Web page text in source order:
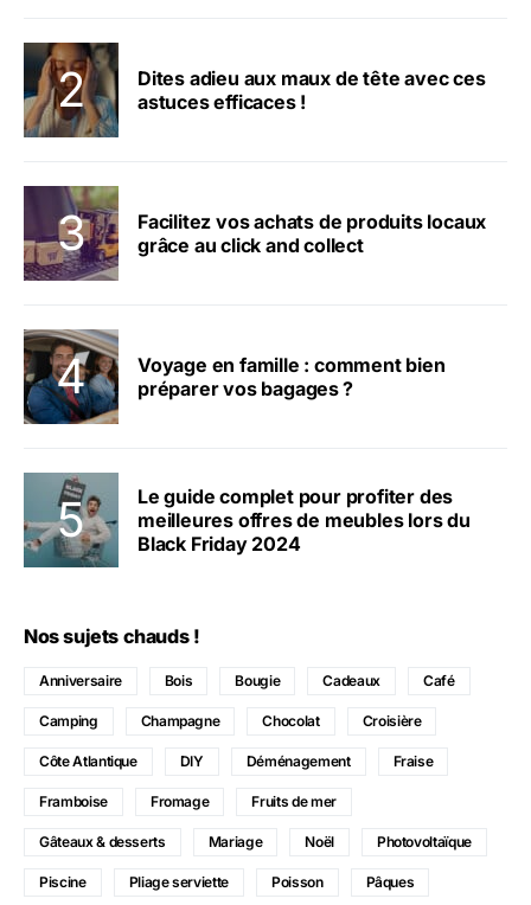
Dites adieu aux maux de tête avec ces
astuces efficaces !
Facilitez vos achats de produits locaux
grâce au click and collect
Voyage en famille : comment bien
préparer vos bagages ?
Le guide complet pour profiter des
meilleures offres de meubles lors du
Black Friday 2024
Nos sujets chauds !
Anniversaire Bois Bougie Cadeaux Café
Camping Champagne Chocolat Croisière
Côte Atlantique DIY Déménagement Fraise
Framboise Fromage Fruits de mer
Gâteaux & desserts Mariage Noël Photovoltaïque
Piscine Pliage serviette Poisson Pâques